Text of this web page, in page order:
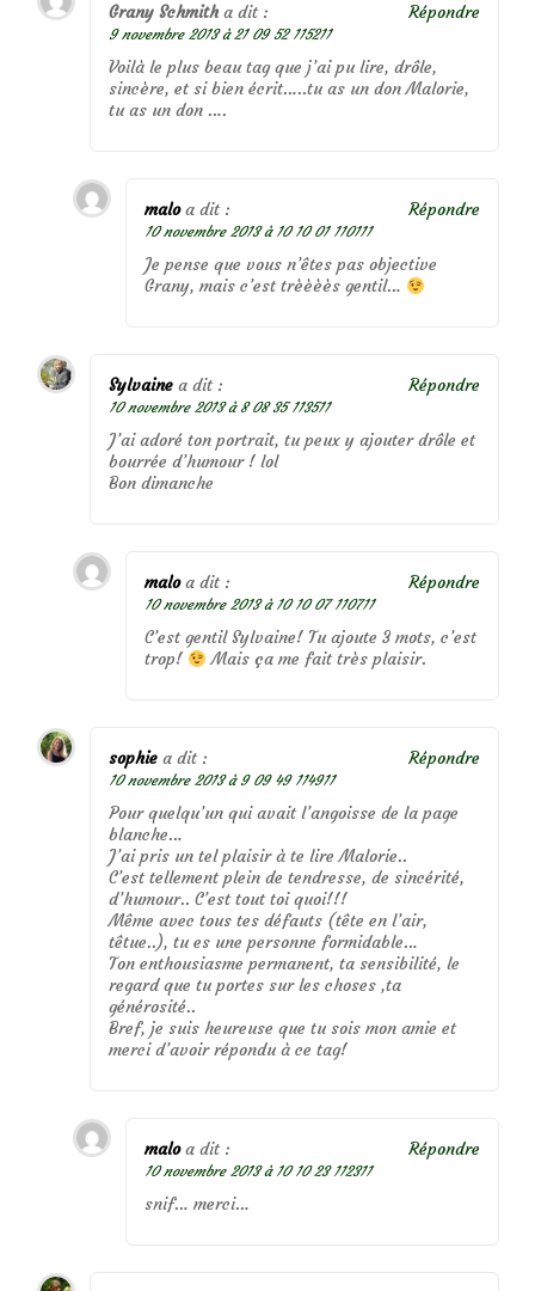
Grany Schmith a dit :
9 novembre 2013 à 21 09 52 115211
Voilà le plus beau tag que j’ai pu lire, drôle,
sincère, et si bien écrit…..tu as un don Malorie,
tu as un don ….
Répondre
malo a dit :
10 novembre 2013 à 10 10 01 110111
Je pense que vous n’êtes pas objective
Grany, mais c’est trèèèès gentil…
Répondre
Sylvaine a dit :
10 novembre 2013 à 8 08 35 113511
J’ai adoré ton portrait, tu peux y ajouter drôle et
bourrée d’humour ! lol
Bon dimanche
Répondre
malo a dit :
10 novembre 2013 à 10 10 07 110711
C’est gentil Sylvaine! Tu ajoute 3 mots, c’est
trop!
Mais ça me fait très plaisir.
Répondre
sophie a dit :
10 novembre 2013 à 9 09 49 114911
Pour quelqu’un qui avait l’angoisse de la page
blanche…
J’ai pris un tel plaisir à te lire Malorie..
C’est tellement plein de tendresse, de sincérité,
d’humour.. C’est tout toi quoi!!!
Même avec tous tes défauts (tête en l’air,
têtue..), tu es une personne formidable…
Ton enthousiasme permanent, ta sensibilité, le
regard que tu portes sur les choses ,ta
générosité..
Bref, je suis heureuse que tu sois mon amie et
merci d’avoir répondu à ce tag!
Répondre
malo a dit :
10 novembre 2013 à 10 10 23 112311
snif… merci…
Répondre